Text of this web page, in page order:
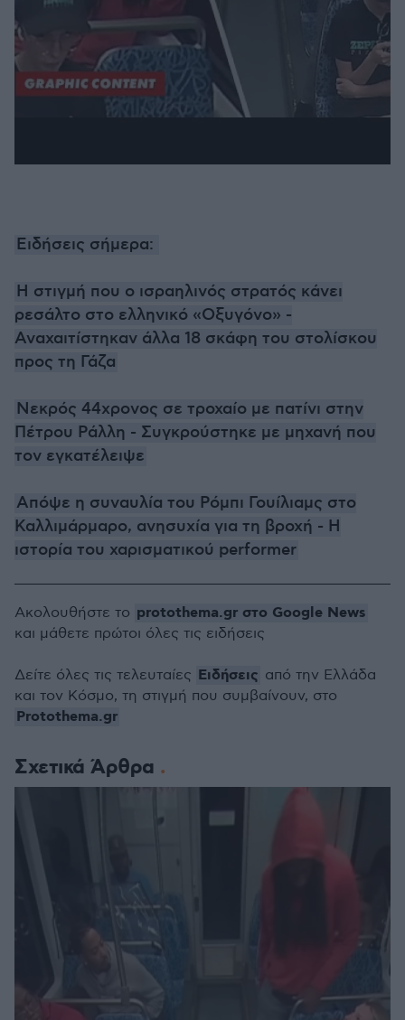
Ειδήσεις σήμερα:
Η στιγμή που ο ισραηλινός στρατός κάνει
ρεσάλτο στο ελληνικό «Οξυγόνο» -
Αναχαιτίστηκαν άλλα 18 σκάφη του στολίσκου
προς τη Γάζα
Νεκρός 44χρονος σε τροχαίο με πατίνι στην
Πέτρου Ράλλη - Συγκρούστηκε με μηχανή που
τον εγκατέλειψε
Απόψε η συναυλία του Ρόμπι Γουίλιαμς στο
Καλλιμάρμαρο, ανησυχία για τη βροχή - Η
ιστορία του χαρισματικού performer
Σχετικά Άρθρα
Ακολουθήστε το protothema.gr στο Google News
και μάθετε πρώτοι όλες τις ειδήσεις
Δείτε όλες τις τελευταίες Ειδήσεις από την Ελλάδα
και τον Κόσμο, τη στιγμή που συμβαίνουν, στο
Protothema.gr